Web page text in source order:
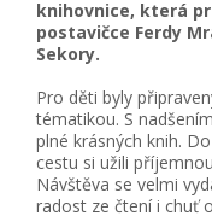
knihovnice, která
postavičce Ferdy
Sekory.
Pro děti byly
tématikou. S
plné krásných knih.
cestu si užili
Návštěva se velmi
radost ze čtení i chuť